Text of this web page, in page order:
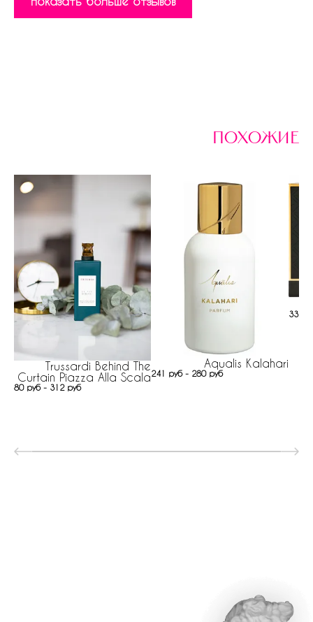
похожие
Trussardi Behind The
Curtain Piazza Alla Scala
80 руб - 312 руб
Aqualis Kalahari
241 руб - 280 руб
333